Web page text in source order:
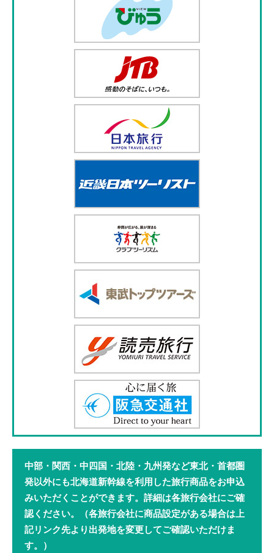
中部・関西・中四国・北陸・九州発など東北・首都圏
発以外にも北海道新幹線を利用した旅行商品をお申込
みいただくことができます。 詳細は各旅行会社にご確
認ください。
（各旅行会社に商品設定がある場合は 上
記リンク先より出発地を変更してご確認いただけま
す。）